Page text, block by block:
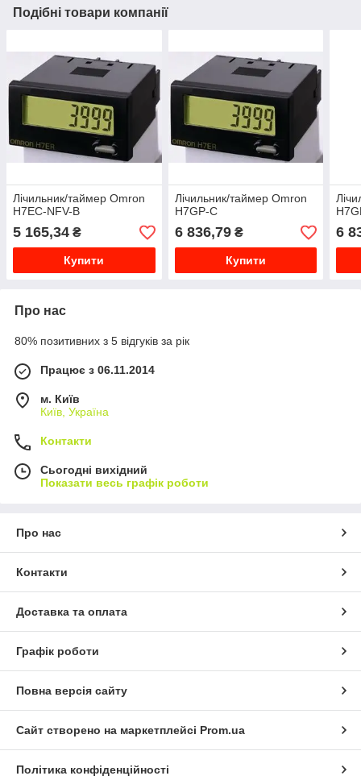
Подібні товари компанії
Лічильник/таймер Omron
H7EC-NFV-B
5 165,34 ₴
Купити
Лічильник/таймер Omron
H7GP-C
6 836,79₴
Купити
6
Про нас
80% позитивних з 5 відгуків за рік
Працює з 06.11.2014
м. Київ
Київ, Україна
Контакти
Сьогодні вихідний
Показати весь графік роботи
Про нас
Контакти
Доставка та оплата
Графік роботи
Повна версія сайту
Сайт створено на маркетплейсі Prom.ua
Політика конфіденційності